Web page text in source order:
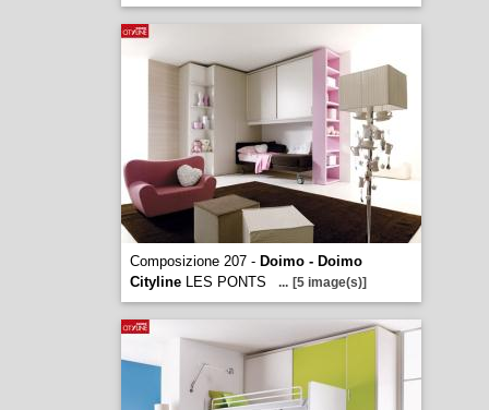
Composizione 207 - Doimo - Doimo
CitylineLES PONTS ... [5 image(s)]